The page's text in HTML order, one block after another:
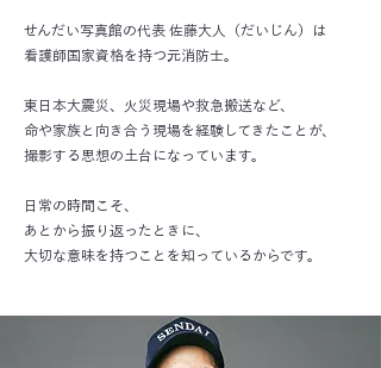
せんだい写真館の代表 佐藤大人（だいじん）は
看護師国家資格を持つ元消防士。
東日本大震災、火災現場や救急搬送など、
命や家族と向き合う現場を経験してきたことが、
撮影する思想の土台になっています。
日常の時間こそ、
あとから振り返ったときに、
大切な意味を持つことを知っているからです。